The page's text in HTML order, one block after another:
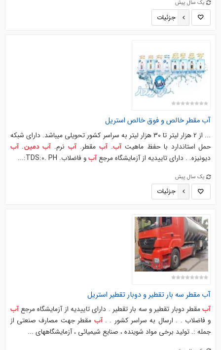
یک سال پیش
جزئیات
آب مقطر خالص و فوق خالص استریل
... از 2 هزار لیتر تا 30 هزار لیتر به سراسر کشور تحویلی میباشد. دارای شبکه
حمل استاندارد با حفظ ماهیتآب. آبمقطر. آبنرم. آب دمین.آب
دیونیزه. . دارای تاییدیه از آزمایشگاه مرجع آبو فاضلاب. TDS:0. PH:...
یک سال پیش
جزئیات
آب مقطر سه بار تقطیر و دوبار تقطیر استریل
آبمقطر دوبار تقطیر و سه بار تقطیر . دارای تاییدیه از آزمایشگاه مرجعآب
و فاضلاب . . ارسال به سراسر کشور . .آب مقطر جهت مصارف صنعتی از
جمله :. تولید برخی مواد شوینده ، صنایع شیمیائی ، آزمایشگاههای ...